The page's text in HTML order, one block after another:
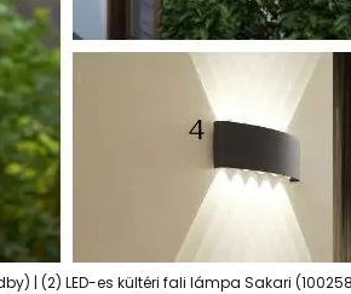
| (2) LED-es kültéri fali lámpa Sakari